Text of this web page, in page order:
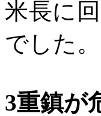
米長に
でした。
3重鎮が